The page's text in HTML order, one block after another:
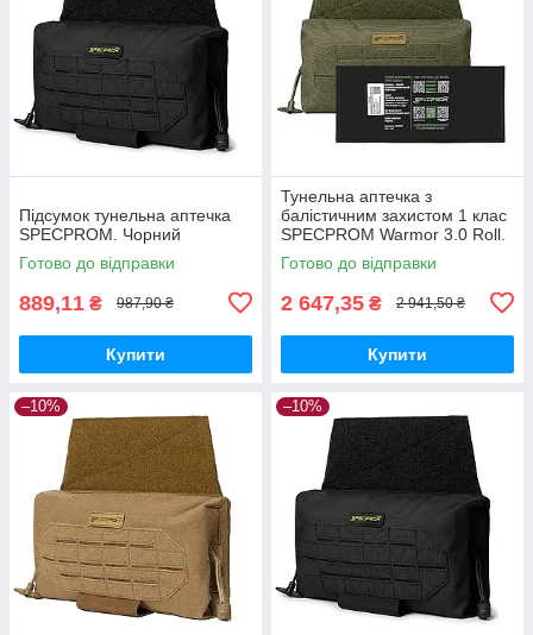
Підсумок тунельна аптечка
SPECPROM. Чорний
Готово до відправки
889,11 ₴ 987,90 ₴
Купити
Тунельна аптечка з
балістичним захистом 1 клас
SPECPROM Warmor 3.0 Roll.
Олива
Готово до відправки
2 647,35 ₴ 2 941,50 ₴
Купити
–10% –10%